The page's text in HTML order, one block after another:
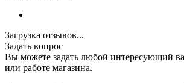
Загрузка отзывов...
Задать вопрос
Вы можете задать любой интересующий
или работе магазина.